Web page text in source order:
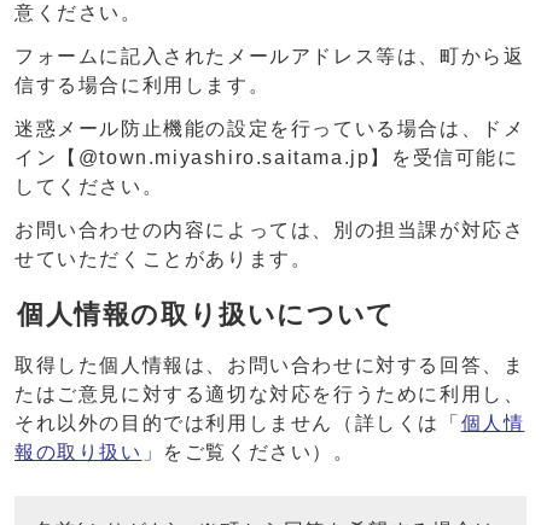
意ください。
フォームに記入されたメールアドレス等は、町から返
信する場合に利用します。
迷惑メール防止機能の設定を行っている場合は、ドメ
イン【@town.miyashiro.saitama.jp】を受信可能に
してください。
お問い合わせの内容によっては、別の担当課が対応さ
せていただくことがあります。
個人情報の取り扱いについて
取得した個人情報は、お問い合わせに対する回答、ま
たはご意見に対する適切な対応を行うために利用し、
それ以外の目的では利用しません（詳しくは「 個人情
報の取り扱い 」をご覧ください）。